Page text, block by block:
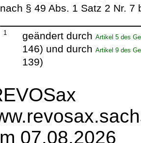
nach § 49 Abs. 1 Satz 2 Nr.
1 geändert durchArtikel 5 des
146) und durchArtikel 9 des
139)
07.08.2026